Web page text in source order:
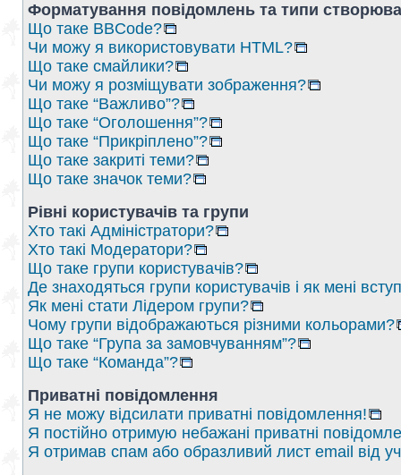
Форматування повідомлень та типи
Що таке BBCode?
Чи можу я використовувати HTML?
Що таке смайлики?
Чи можу я розміщувати зображення?
Що таке “Важливо”?
Що таке “Оголошення”?
Що таке “Прикріплено”?
Що таке закриті теми?
Що таке значок теми?
Рівні користувачів та групи
Хто такі Адміністратори?
Хто такі Модератори?
Що таке групи користувачів?
Де знаходяться групи користувачів і як мені
Як мені стати Лідером групи?
Чому групи відображаються різними кольорами?
Що таке “Група за замовчуванням”?
Що таке “Команда”?
Приватні повідомлення
Я не можу відсилати приватні повідомлення!
Я постійно отримую небажані приватні
Я отримав спам або образливий лист email від